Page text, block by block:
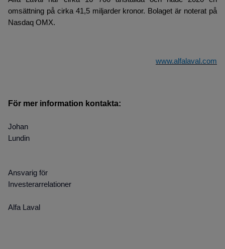
omsättning på cirka 41,5 miljarder kronor. Bolaget är noterat på
Nasdaq OMX.
www.alfalaval.com
För mer information kontakta:
Johan
Lundin
Ansvarig för
Investerarrelationer
Alfa Laval